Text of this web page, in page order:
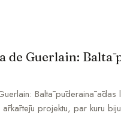
de Guerlain: Baltā
Baltā pūderainā ādas
projektu, par kuru